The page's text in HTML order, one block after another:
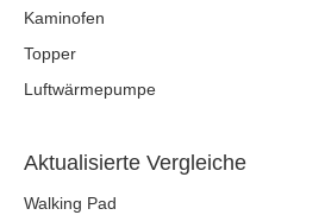
Kaminofen
Topper
Luftwärmepumpe
Aktualisierte Vergleiche
Walking Pad